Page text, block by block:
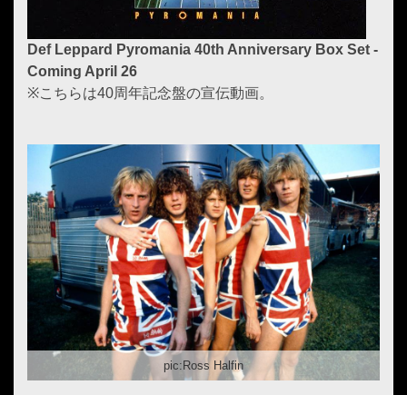
Def Leppard Pyromania 40th Anniversary Box Set -
Coming April 26
※こちらは40周年記念盤の宣伝動画。
pic:Ross Halfin